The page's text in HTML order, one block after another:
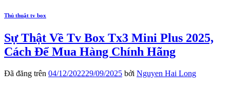
Thủ thuật tv box
Sự Thật Về Tv Box Tx3 Mini Plus 2025,
Cách Để Mua Hàng Chính Hãng
Đã đăng trên 04/12/202229/09/2025 bởi Nguyen Hai Long